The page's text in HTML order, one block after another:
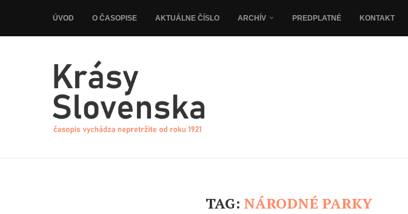
ÚVOD O ČASOPISE AKTUÁLNE ČÍSLO ARCHÍV PREDPLATNÉ KONTAKT
TAG: NÁRODNÉ PARKY